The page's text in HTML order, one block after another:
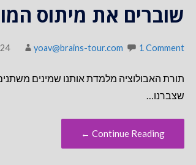
שוברים את מיתוס
yoav@brains-tour.com 1 Comment
תורת האבולוציה מלמדת אותנו שמינים
שצברנו…
Continue Reading ←